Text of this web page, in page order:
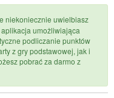
niekoniecznie uwielbiasz
umożliwiająca
podliczanie punktów
z gry podstawowej, jak i
pobrać za darmo z